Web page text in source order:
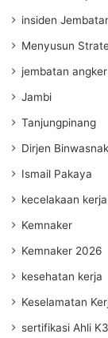
insiden
Menyusun
jembatan
Jambi
Tanjungpinang
Dirjen
Ismail Pakaya
kecelakaan kerja
Kemnaker
Kemnaker 2026
kesehatan kerja
Keselamatan
sertifikasi Ahli K3